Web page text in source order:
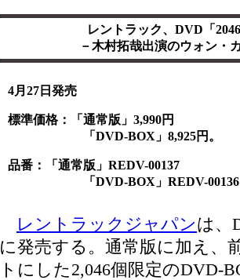
レントラック、DVD「
－木村拓哉出演のウォン・
4月27日発売
標準価格：「通常版」3,990円
「DVD-BOX」8,925円。
品番：「通常版」REDV-00137
「DVD-BOX」REDV-00136
レントラックジャパンは、
に発売する。通常版に加え、
トにした2,046個限定のDVD-